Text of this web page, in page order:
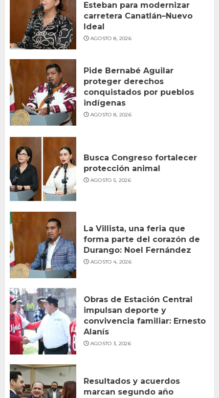
Esteban para modernizar
carretera Canatlán–Nuevo
Ideal
AGOSTO 8, 2026
Pide Bernabé Aguilar
proteger derechos
conquistados por pueblos
indígenas
AGOSTO 8, 2026
Busca Congreso fortalecer
protección animal
AGOSTO 5, 2026
La Villista, una feria que
forma parte del corazón de
Durango: Noel Fernández
AGOSTO 4, 2026
Obras de Estación Central
impulsan deporte y
convivencia familiar: Ernesto
Alanís
AGOSTO 3, 2026
Resultados y acuerdos
marcan segundo año